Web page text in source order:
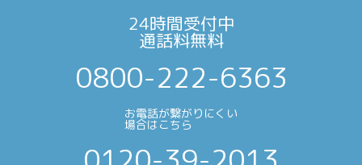
24時間受付中
通話料無料
0800-222-6363
お電話が繋がりにくい
場合はこちら